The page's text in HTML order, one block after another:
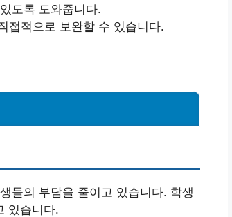
도록 도와줍니다.
접적으로 보완할 수 있습니다.
들의 부담을 줄이고 있습니다. 학생
있습니다.